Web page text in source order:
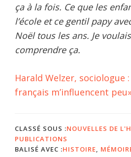
ça à la fois. Ce que les
l’école et ce gentil papy
Noël tous les ans. Je
comprendre ça.
Harald Welzer, sociologue
français m’influencent
CLASSÉ SOUS :NOUVELLES DE
PUBLICATIONS
BALISÉ AVEC :HISTOIRE